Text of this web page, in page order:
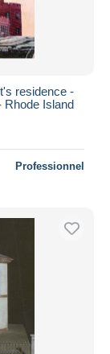
residence -
Rhode Island
Professionnel